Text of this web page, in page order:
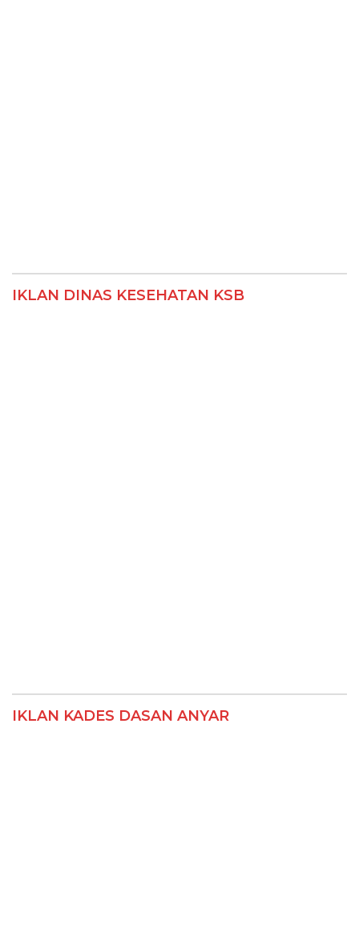
IKLAN DINAS KESEHATAN KSB
IKLAN KADES DASAN ANYAR